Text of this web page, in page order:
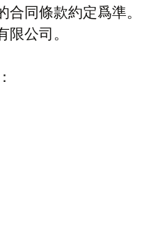
同條款約定爲準。
限公司。